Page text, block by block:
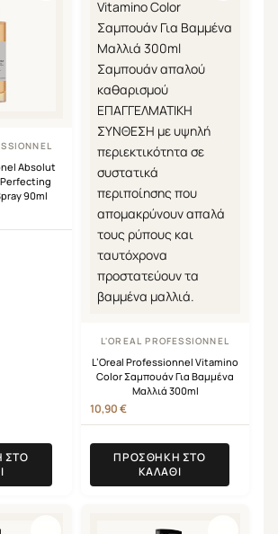
Absolut
Perfecting
90ml
ΣΤΟ
L'OREAL PROFESSIONNEL
L’Oreal Professionnel Vitamino
Color Σαμπουάν Για Βαμμένα
Μαλλιά 300ml
10,90€
ΠΡΟΣΘΉΚΗ ΣΤΟ
ΚΑΛΆΘΙ